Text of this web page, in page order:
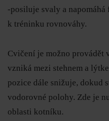
-posiluje svaly a
k tréninku rovnováhy.
Cvičení je možno provádět
vzniká mezi stehnem a
pozice dále snižuje, dokud
vodorovné polohy. Zde je
oblasti kotníku.